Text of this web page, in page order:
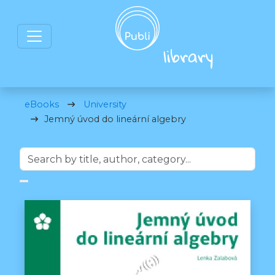
eBooks
University
Jemný úvod do lineární algebry